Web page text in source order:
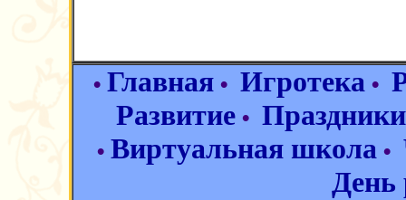
• Главная • Игротека •
Развитие • Праздники
• Виртуальная школа •
День